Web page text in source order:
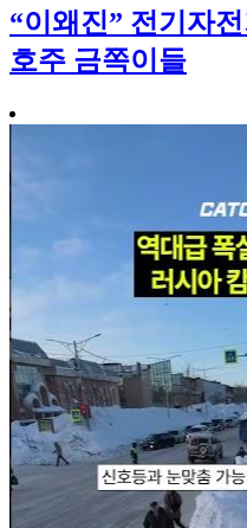
“이왜진” 전기자
호주 금쪽이들